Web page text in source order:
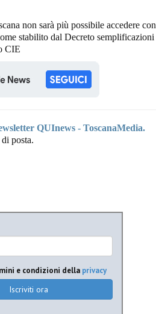
non sarà più possibile accedere con
stabilito dal Decreto semplificazioni
CIE
QUInews - ToscanaMedia.
posta.
e condizioni della privacy
Iscriviti ora